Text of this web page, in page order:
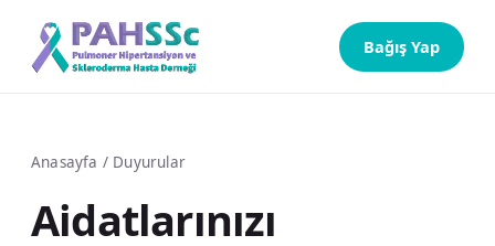
Bağış Yap
Anasayfa / Duyurular
Aidatlarınızı